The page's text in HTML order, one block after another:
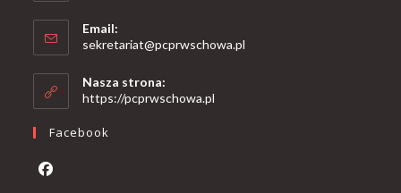
Email:
sekretariat@pcprwschowa.pl
Nasza strona:
https://pcprwschowa.pl
Facebook